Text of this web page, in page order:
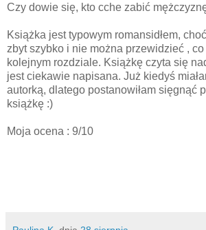
Czy dowie się, kto cche zabić
Książka jest typowym romansidłem,
zbyt szybko i nie można przewidzieć ,
kolejnym rozdziale. Książkę czyta się
jest ciekawie napisana. Już kiedyś
autorką, dlatego postanowiłam sięgnąć
książkę :)
Moja ocena : 9/10